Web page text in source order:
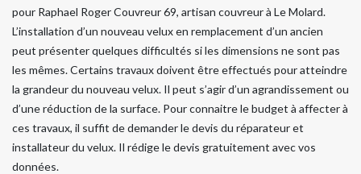
pour Raphael Roger Couvreur 69, artisan couvreur à Le Molard.
L’installation d’un nouveau velux en remplacement d’un ancien
peut présenter quelques difficultés si les dimensions ne sont pas
les mêmes. Certains travaux doivent être effectués pour atteindre
la grandeur du nouveau velux. Il peut s’agir d’un agrandissement ou
d’une réduction de la surface. Pour connaitre le budget à affecter à
ces travaux, il suffit de demander le devis du réparateur et
installateur du velux. Il rédige le devis gratuitement avec vos
données.